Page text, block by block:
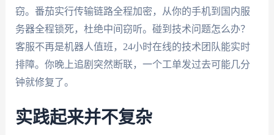
窃。番茄实行传输链路全程加密，从你的手机到国内服
务器全程锁死，杜绝中间窃听。碰到技术问题怎么办？
客服不再是机器人值班，24小时在线的技术团队能实时
排障。你晚上追剧突然断联，一个工单发过去可能几分
钟就修复了。
实践起来并不复杂